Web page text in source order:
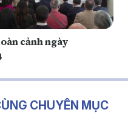
cảnh ngày
CHUYÊN MỤC